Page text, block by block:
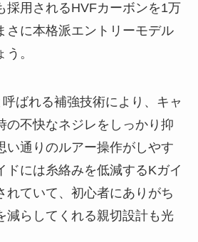
採用されるHVFカーボンを1万
さに本格派エントリーモデル
。
ばれる補強技術により、キャ
の不快なネジレをしっかり抑
い通りのルアー操作がしやす
ドには糸絡みを低減するKガイ
れていて、初心者にありがち
減らしてくれる親切設計も光